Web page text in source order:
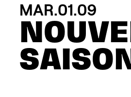
MARDI
MAR.01 09